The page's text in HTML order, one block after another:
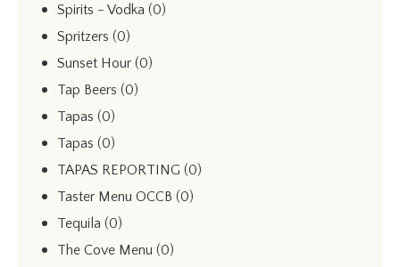
Spirits - Vodka (0)
Spritzers (0)
Sunset Hour (0)
Tap Beers (0)
Tapas (0)
Tapas (0)
TAPAS REPORTING (0)
Taster Menu OCCB (0)
Tequila (0)
The Cove Menu (0)